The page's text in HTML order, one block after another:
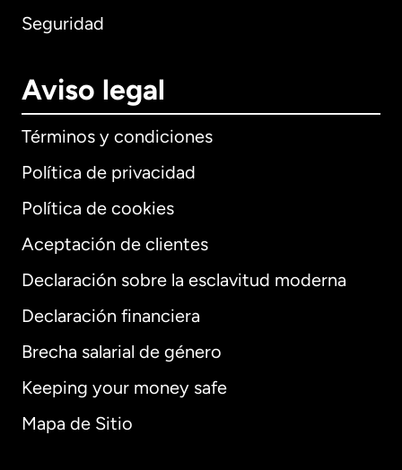
Seguridad
Aviso legal
Términos y condiciones
Política de privacidad
Política de cookies
Aceptación de clientes
Declaración sobre la esclavitud moderna
Declaración financiera
Brecha salarial de género
Keeping your money safe
Mapa de Sitio
Internacional English
Alemania